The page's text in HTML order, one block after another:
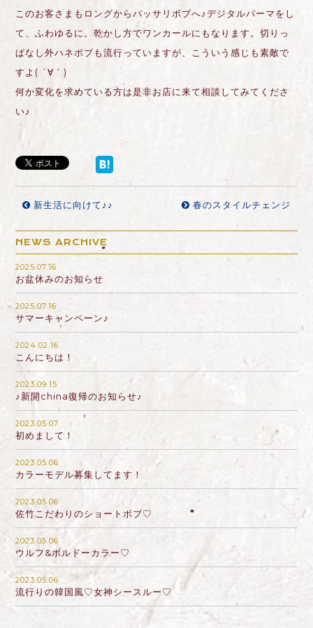
このお客さまもロングからバッサリボブへ♪デジタルパーマをし
て、ふわゆるに。乾かし方でワンカールにもなります。切りっ
ぱなし外ハネボブも流行っていますが、こういう感じも素敵で
すよ( ´∀｀)
何か変化を求めている方は是非お店に来て相談してみてくださ
い♪
新生活に向けて♪♪ 春のスタイルチェンジ
NEWS ARCHIVE
2025.07.16
お盆休みのお知らせ
2025.07.16
サマーキャンペーン♪
2024.02.16
こんにちは！
2023.09.15
♪新開china復帰のお知らせ♪
2023.05.07
初めまして！
2023.05.06
カラーモデル募集してます！
2023.05.06
佐竹こだわりのショートボブ♡
2023.05.06
ウルフ&ボルドーカラー♡
2023.05.06
流行りの韓国風♡女神シースルー♡